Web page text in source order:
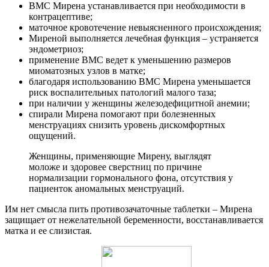
ВМС Мирена устанавливается при необходимости в
контрацептиве;
маточное кровотечение невыясненного происхождения;
Миреной выполняется лечебная функция – устраняется
эндометриоз;
применение ВМС ведет к уменьшению размеров
миоматозных узлов в матке;
благодаря использованию ВМС Мирена уменьшается
риск воспалительных патологий малого таза;
при наличии у женщины железодефицитной анемии;
спирали Мирена помогают при болезненных
менструациях снизить уровень дискомфортных
ощущений.
Женщины, применяющие Мирену, выглядят
моложе и здоровее сверстниц по причине
нормализации гормонального фона, отсутствия у
пациенток аномальных менструаций.
Им нет смысла пить противозачаточные таблетки – Мирена
защищает от нежелательной беременности, восстанавливается
матка и ее слизистая.